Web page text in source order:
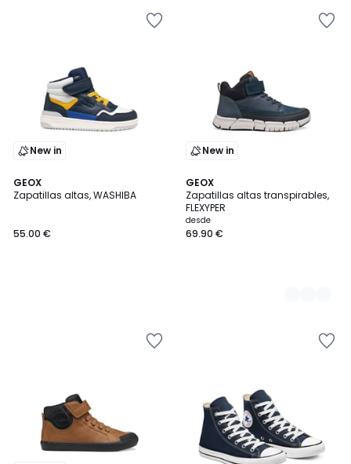
New in
GEOX
Zapatillas altas, WASHIBA
55.00 €
New in
GEOX
Zapatillas altas transpirables,
FLEXYPER
desde
69.90 €
2
Colores